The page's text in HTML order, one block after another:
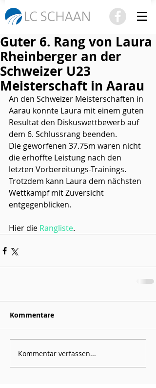
Guter 6. Rang von Laura
Rheinberger an der
Schweizer U23
Meisterschaft in Aarau
An den Schweizer Meisterschaften in
Aarau konnte Laura mit einem guten
Resultat den Diskuswettbewerb auf
dem 6. Schlussrang beenden.
Die geworfenen 37.75m waren nicht
die erhoffte Leistung nach den
letzten Vorbereitungs-Trainings.
Trotzdem kann Laura dem nächsten
Wettkampf mit Zuversicht
entgegenblicken.
Hier die Rangliste.
Kommentare
Kommentar verfassen...